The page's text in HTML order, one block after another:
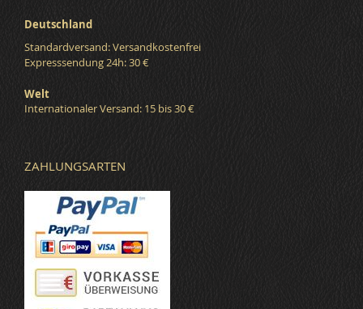
Deutschland
Standardversand: Versandkostenfrei
Expresssendung 24h: 30 €
Welt
Internationaler Versand: 15 bis 30 €
ZAHLUNGSARTEN